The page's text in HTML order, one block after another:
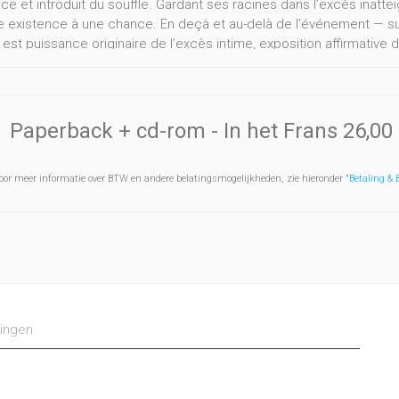
et introduit du souffle. Gardant ses racines dans l’excès
existence à une chance. En deçà et au-delà de l’événement —
puissance originaire de l’excès intime, exposition affirmative
dans le cadre du Réseau Thématique Européen Inter-
dans les espaces de la clinique, de l’écriture, de la peinture,
maintenues dans leurs différences.
Paperback + cd-rom - In het Frans 26,00
meer informatie over BTW en andere belatingsmogelijkheden, zie hieronder "Betaling &